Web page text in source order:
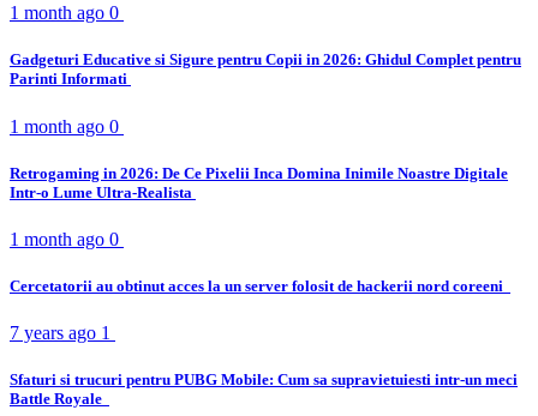
1 month ago 0
Gadgeturi Educative si Sigure pentru Copii in 2026: Ghidul Complet pentru
Parinti Informati
1 month ago 0
Retrogaming in 2026: De Ce Pixelii Inca Domina Inimile Noastre Digitale
Intr-o Lume Ultra-Realista
1 month ago 0
Cercetatorii au obtinut acces la un server folosit de hackerii nord coreeni
7 years ago 1
Sfaturi si trucuri pentru PUBG Mobile: Cum sa supravietuiesti intr-un meci
Battle Royale